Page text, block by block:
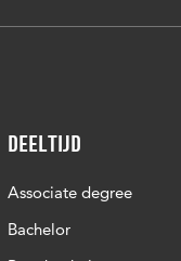
Deeltijd
Associate degree
Bachelor